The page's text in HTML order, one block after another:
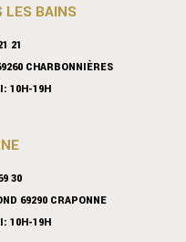
LES BAINS
21
CHARBONNIÈRES
10H-19H
30
69290 CRAPONNE
10H-19H